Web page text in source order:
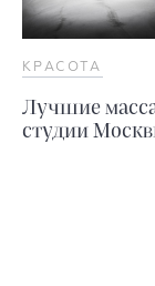
КРАСОТА
Лучшие
студии